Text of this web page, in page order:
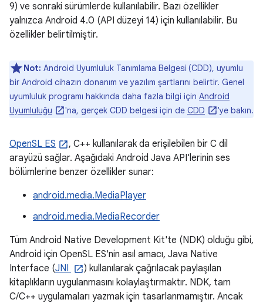
9) ve sonraki sürümlerde kullanılabilir. Bazı özellikler
yalnızca Android 4.0 (API düzeyi 14) için kullanılabilir. Bu
özellikler belirtilmiştir.
Not: Android Uyumluluk Tanımlama Belgesi (CDD), uyumlu
bir Android cihazın donanım ve yazılım şartlarını belirtir. Genel
uyumluluk programı hakkında daha fazla bilgi için Android
Uyumluluğu
'na, gerçek CDD belgesi için de CDD 'ye bakın.
OpenSL ES
, C++ kullanılarak da erişilebilen bir C dil
arayüzü sağlar. Aşağıdaki Android Java API'lerinin ses
bölümlerine benzer özellikler sunar:
android.media.MediaPlayer
android.media.MediaRecorder
Tüm Android Native Development Kit'te (NDK) olduğu gibi,
Android için OpenSL ES'nin asıl amacı, Java Native
Interface (JNI
) kullanılarak çağrılacak paylaşılan
kitaplıkların uygulanmasını kolaylaştırmaktır. NDK, tam
C/C++ uygulamaları yazmak için tasarlanmamıştır. Ancak